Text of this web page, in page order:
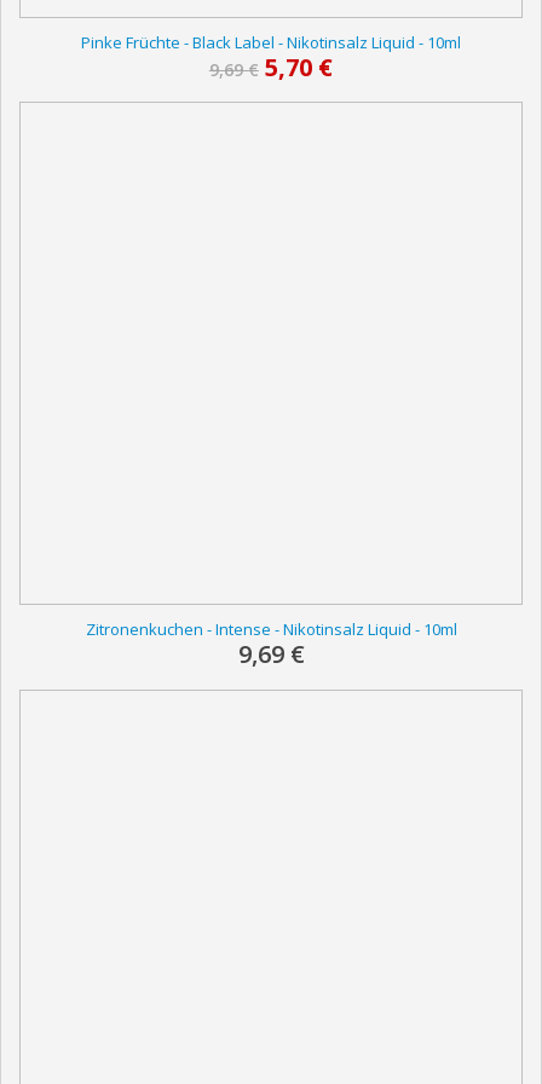
Pinke Früchte - Black Label - Nikotinsalz Liquid - 10ml
9,69 € S
o
d
5,70 €
Zitronenkuchen - Intense - Nikotinsalz Liquid - 10ml
9,69 €